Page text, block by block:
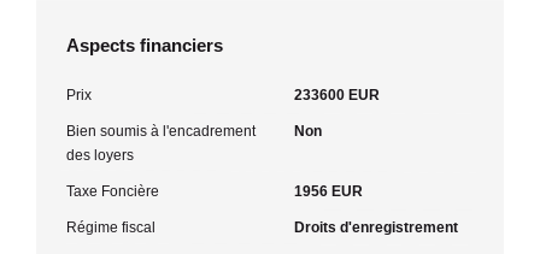
Aspects financiers
Prix 233600 EUR
Bien soumis à l'encadrement
des loyers
Non
Taxe Foncière 1956 EUR
Régime fiscal Droits d'enregistrement